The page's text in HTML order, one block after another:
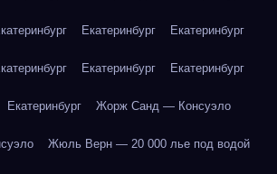
Екатеринбург Екатеринбург
Екатеринбург Екатеринбург
Екатеринбург Жорж Санд — Консуэло
Жюль Верн — 20 000 лье под водой